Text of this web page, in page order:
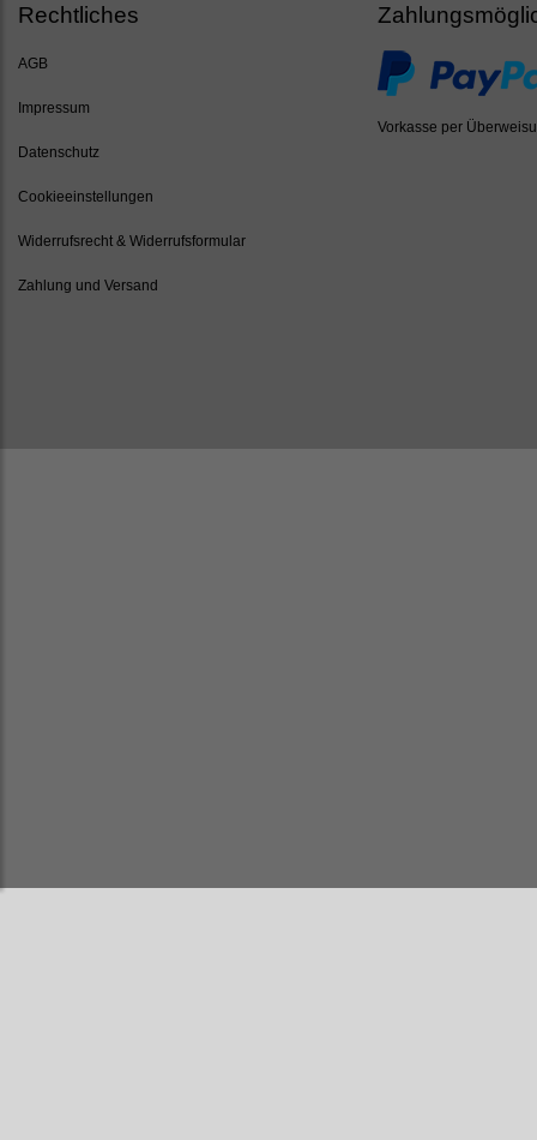
Rechtliches
AGB
Impressum
Datenschutz
Cookieeinstellungen
Widerrufsrecht & Widerrufsformular
Zahlung und Versand
Vorkasse per